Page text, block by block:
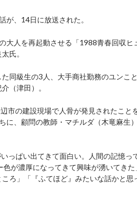
、14日に放送された。
人を再起動させる「1988青春回収ヒ
氏。
同級生の3人、大手商社勤務のユンこ
（津田）。
の建設現場で人骨が発見されたこと
に、顧問の教師・マチルダ（木竜麻生
っぱい出てきて面白い。人間の記憶っ
が濃厚になってきて興味が湧いてきた
ろ」「『ふてほど』みたいな話かと